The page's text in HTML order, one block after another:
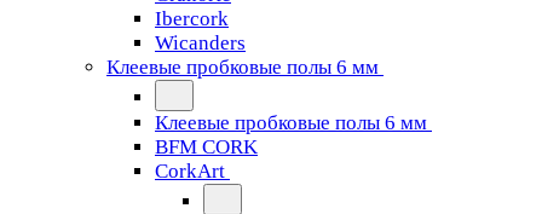
Ibercork
Wicanders
Клеевые пробковые полы 6 мм
Клеевые пробковые полы 6 мм
BFM CORK
CorkArt